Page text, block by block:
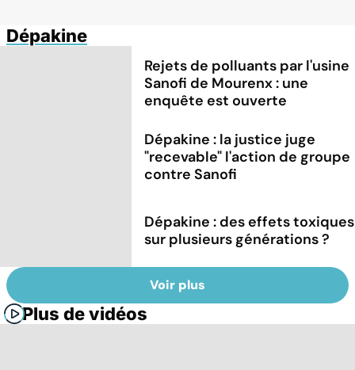
Dépakine
Rejets de polluants par l'usine
Sanofi de Mourenx : une
enquête est ouverte
Dépakine : la justice juge
"recevable" l'action de groupe
contre Sanofi
Dépakine : des effets toxiques
sur plusieurs générations ?
Voir plus
Plus de vidéos